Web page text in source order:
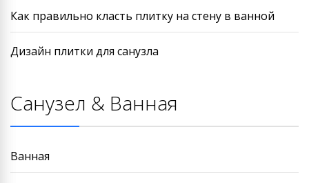
Как правильно класть плитку на стену в ванной
Дизайн плитки для санузла
Санузел & Ванная
Ванная